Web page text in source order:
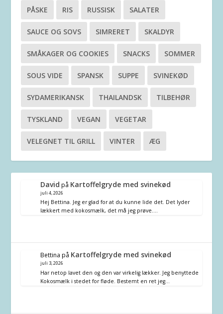
PÅSKE RIS RUSSISK SALATER
SAUCE OG SOVS SIMRERET SKALDYR
SMÅKAGER OG COOKIES SNACKS SOMMER
SOUS VIDE SPANSK SUPPE SVINEKØD
SYDAMERIKANSK THAILANDSK TILBEHØR
TYSKLAND VEGAN VEGETAR
VELEGNET TIL GRILL VINTER ÆG
David på Kartoffelgryde med svinekød
juli 4, 2026
Hej Bettina. Jeg er glad for at du kunne lide det. Det lyder
lækkert med kokosmælk, det må jeg prøve.…
Bettina på Kartoffelgryde med svinekød
juli 3, 2026
Har netop lavet den og den var virkelig lækker. Jeg benyttede
Kokosmælk i stedet for fløde. Bestemt en ret jeg…